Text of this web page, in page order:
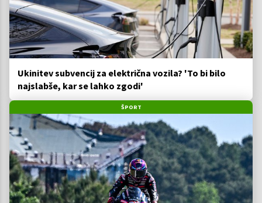
Ukinitev subvencij za električna vozila? 'To bi bilo
najslabše, kar se lahko zgodi'
ŠPORT